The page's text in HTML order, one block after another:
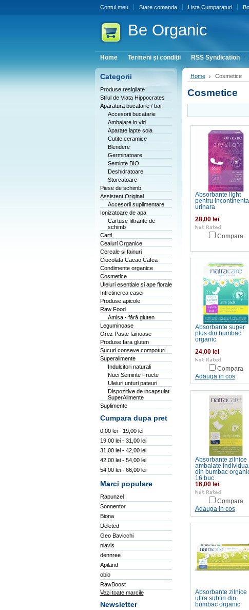
Contul meu Stare comanda Lista Cumparaturi
Be Organic
Home Termeni și condiții RSS Syndication
Categorii
Produse resigilate
Stilul de Viata Hippocrates
Aparatura bucatarie / bar
Accesorii bucatarie
Ambalare in vid
Aparate lapte soia
Cutite ceramice
Blendere
Germinatoare
Seminte BIO
Deshidratoare
Storcatoare
Piese de schimb
Assistent Original
Accesorii suplimentare
Ionizatoare de apa
Cartuse filtrante de
schimb
Carti
Ceaiuri Organice
Cereale si fainuri
Ciocolata Cacao Cafea
Condimente organice
Cosmetice
Uleiuri esentiale si ape florale
Intretinerea casei
Produse apicole
Raw Food
Amisa - fără gluten
Leguminoase
Orez Paste fainoase
Produse fara gluten
Sucuri conseve compoturi
Superalimente
Indulcitori naturali
Nuci Seminte Fructe
Uleiuri unturi pateuri
Dispozitive de incapsulat
SuperAlimente
Suplimente
Cumpara dupa pret
0,00 lei - 19,00 lei
19,00 lei - 31,00 lei
31,00 lei - 42,00 lei
42,00 lei - 54,00 lei
54,00 lei - 66,00 lei
Marci populare
Rapunzel
Sonnentor
Biona
Deleted
Geo Bavicchi
niavis
dennree
Apiland
obio
RawBoost
Vezi toate marcile
Newsletter
Home Cosmetice
Cosmetice
Absorbante light
pentru incontinenta
urinara
28,00 lei
Compara
Absorbante super
plus din bumbac
organic
24,00 lei
Compara
Adauga in cos
Absorbante zilnice
ambalate individual
din bumbac
16 buc
16,00 lei
Compara
Adauga in cos
Absorbante zilnice
ultra subtiri din
bumbac organic